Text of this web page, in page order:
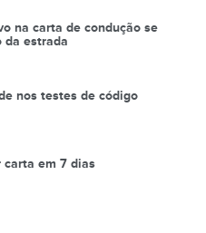
na carta de condução se
da estrada
nos testes de código
carta em 7 dias